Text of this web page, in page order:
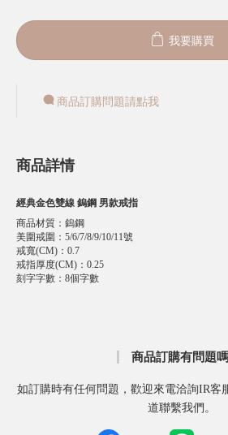
我要購買
商品訂購問題請點我
商品詳情
經典金色雙線 鎢鋼 男款戒指
商品材質 ： 鎢鋼
美圍戒圍 ： 5/6/7/8/9/10/11號
戒寬(CM) ： 0.7
戒指厚度(CM) ： 0.25
刻字字數 ： 8個字數
商品訂購有問題
如訂購時有任何問題，歡迎來電洽詢IR客
道聯繫我們。